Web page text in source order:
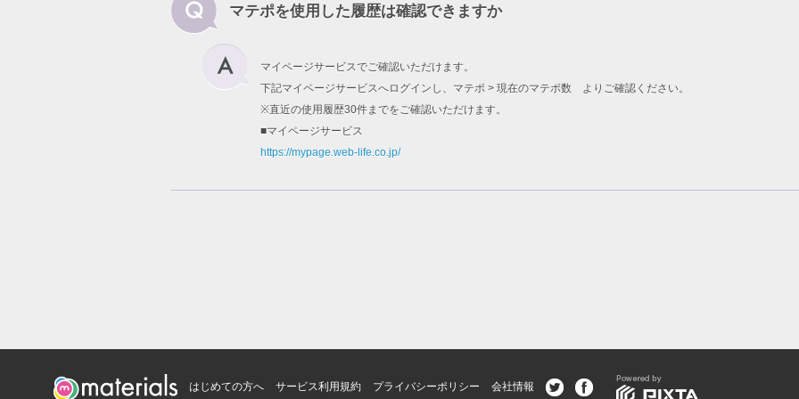
マテポを使用した履歴は確認できますか
マイページサービスでご確認いただけます。
下記マイページサービスへログインし、マテポ > 現在のマテポ数 よりご確認ください。
※直近の使用履歴30件までをご確認いただけます。
■マイページサービス
https://mypage.web-life.co.jp/
はじめての方へ サービス利用規約 プライバシーポリシー 会社情報